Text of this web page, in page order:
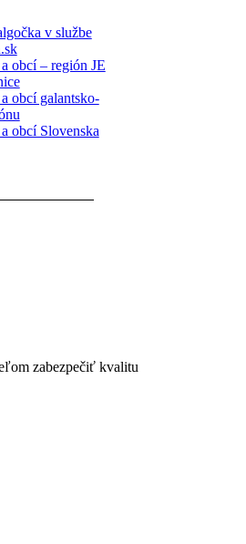
v službe
obcí – región JE
obcí galantsko-
obcí Slovenska
zabezpečiť kvalitu